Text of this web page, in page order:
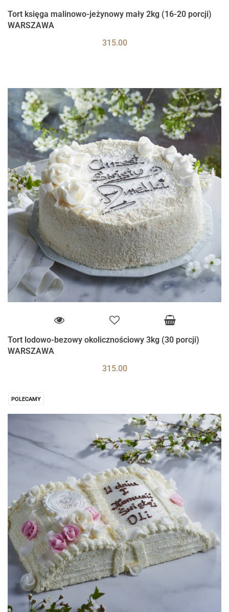
Tort księga malinowo-jeżynowy mały 2kg (16-20 porcji)
WARSZAWA
315.00
Tort lodowo-bezowy okolicznościowy 3kg (30 porcji)
WARSZAWA
315.00
POLECAMY